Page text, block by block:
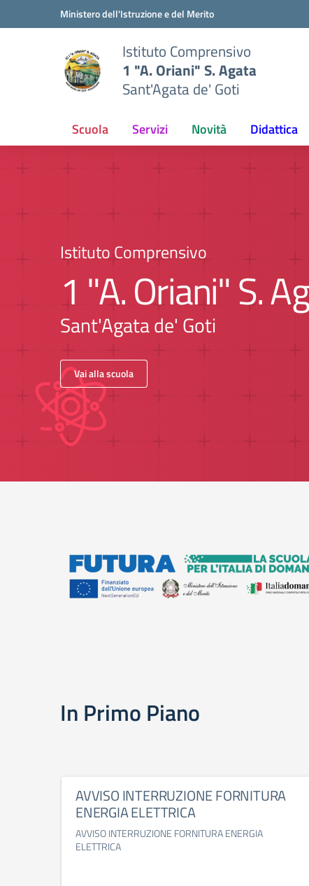
Vai ai contenuti
Vai al menu di navigazioneMinistero dell'Istruzione e del Merito
Istituto Comprensivo
1 "A. Oriani" S. Agata
Sant'Agata de' Goti
Scuola Servizi Novità Didattica
Istituto Comprensivo
1 "A. Oriani" S.
Sant'Agata de' Goti
Vai alla scuola
In Primo Piano
AVVISO INTERRUZIONE FORNITURA
ENERGIA ELETTRICA
AVVISO INTERRUZIONE FORNITURA ENERGIA
ELETTRICA